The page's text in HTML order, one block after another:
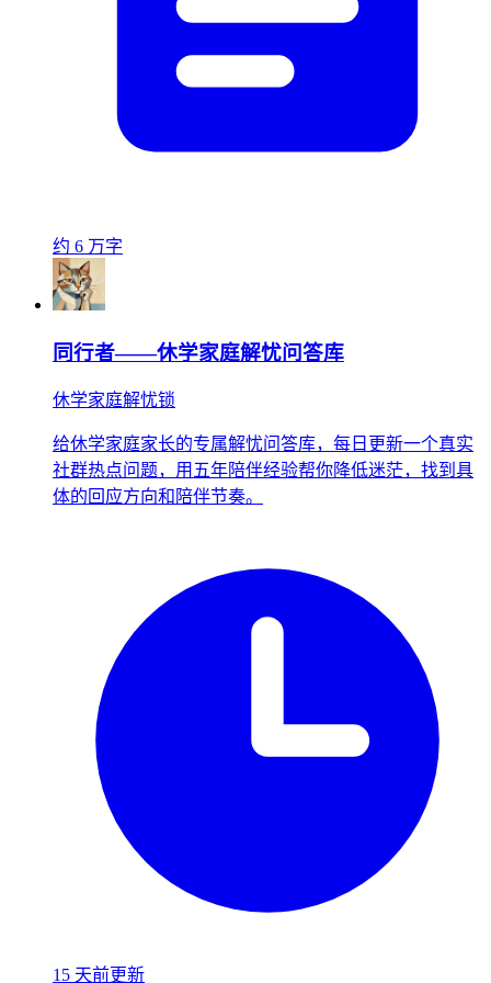
约 6 万字
同行者——休学家庭解忧问答库
休学家庭解忧锁
给休学家庭家长的专属解忧问答库，每日更新一个真实
社群热点问题，用五年陪伴经验帮你降低迷茫，找到具
体的回应方向和陪伴节奏。
15 天前更新